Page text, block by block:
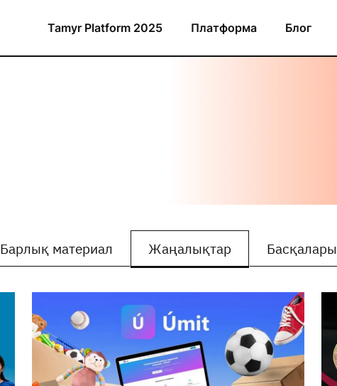
Tamyr Platform 2025 Платформа Блог
Барлық материал Жаңалықтар Басқалары